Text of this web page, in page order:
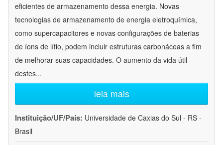
eficientes de armazenamento dessa energia. Novas
tecnologias de armazenamento de energia eletroquímica,
como supercapacitores e novas configurações de baterias
de íons de lítio, podem incluir estruturas carbonáceas a fim
de melhorar suas capacidades. O aumento da vida útil
destes...
leia mais
Instituição/UF/País: Universidade de Caxias do Sul - RS -
Brasil